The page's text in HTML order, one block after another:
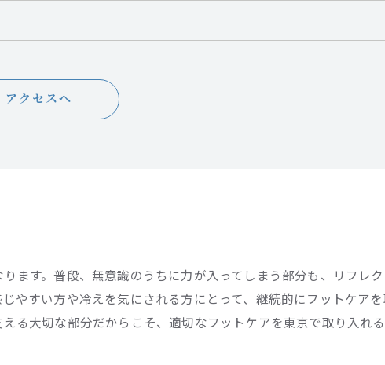
アクセスへ
ます。普段、無意識のうちに力が入ってしまう部分も、リフレ
やすい方や冷えを気にされる方にとって、継続的にフットケア
る大切な部分だからこそ、適切なフットケアを東京で取り入れ